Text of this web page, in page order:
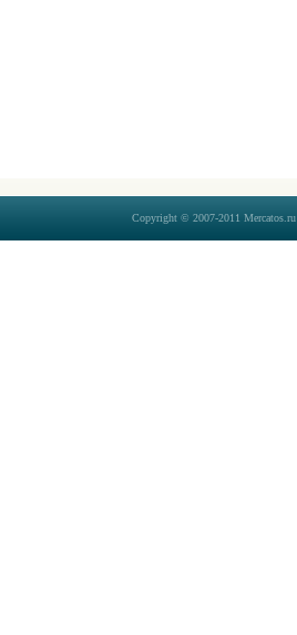
Copyright © 2007-2011 Mercatos.ru